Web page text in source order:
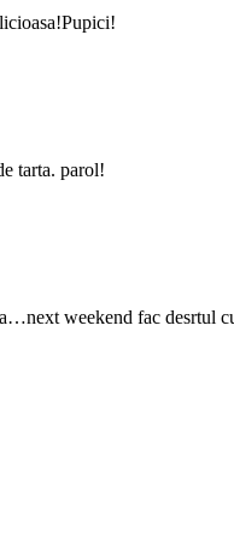
tarta. parol!
weekend fac desrtul